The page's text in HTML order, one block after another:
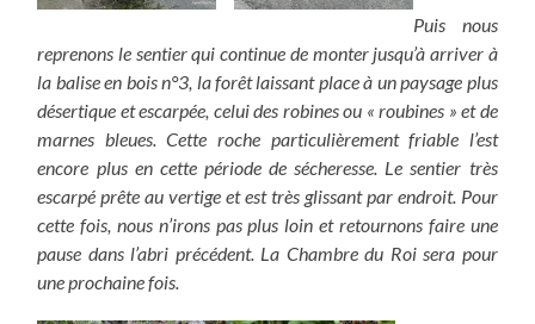
Puis nous
reprenons le sentier qui continue de monter jusqu’à arriver à
la balise en bois n°3, la forêt laissant place à un paysage plus
désertique et escarpée, celui des robines ou « roubines » et de
marnes bleues. Cette roche particulièrement friable l’est
encore plus en cette période de sécheresse. Le sentier très
escarpé prête au vertige et est très glissant par endroit. Pour
cette fois, nous n’irons pas plus loin et retournons faire une
pause dans l’abri précédent. La Chambre du Roi sera pour
une prochaine fois.